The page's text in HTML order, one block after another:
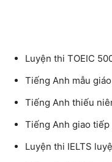
Luyện thi TOEIC
Tiếng Anh mẫu giáo
Tiếng Anh thiếu
Tiếng Anh giao tiếp
Luyện thi IELTS